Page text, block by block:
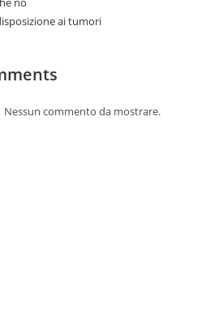
ai tumori
Nessun commento da mostrare.